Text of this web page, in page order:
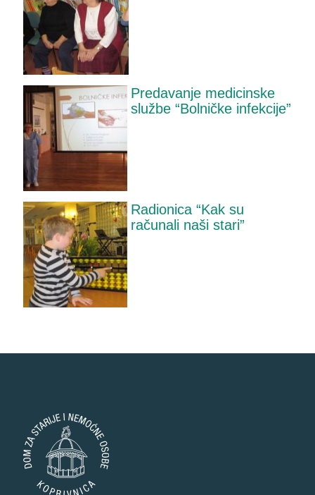
Predavanje medicinske
službe “Bolničke infekcije”
Radionica “Kak su
računali naši stari”